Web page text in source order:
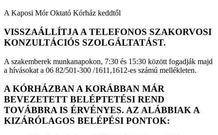
A Kaposi Mór Oktató Kórház keddtől
VISSZAÁLLÍTJA A TELEFONOS SZAKORVOSI
KONZULTÁCIÓS SZOLGÁLTATÁST.
A szakemberek munkanapokon, 7:30 és 15:30 között fogadják majd
a hívásokat a 06 82/501-300 /1611,1612-es számú mellékleten.
A KÓRHÁZBAN A KORÁBBAN MÁR
BEVEZETETT BELÉPTETÉSI REND
TOVÁBBRA IS ÉRVÉNYES. AZ ALÁBBIAK A
KIZÁRÓLAGOS BELÉPÉSI PONTOK: